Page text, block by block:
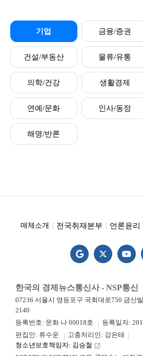
기업 금융/증권
건설/부동산 물류/유통
의학/건강 생활경제
연예/문화 인사/동정
해명/반론
매체소개 전국취재본부 언론윤리
한국의 경제뉴스통신사 - NSP통신
07236 서울시 영등포구 국회대로750 금산
2140
등록번호: 문화 나 00018호
등록일자:
편집인: 류수운
고충처리인: 강은태
청소년보호책임자: 김승철 launch